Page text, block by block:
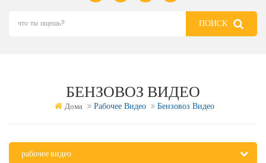
БЕНЗОВОЗ ВИДЕО
Дома Рабочее Видео Бензовоз Видео
рабочее видео